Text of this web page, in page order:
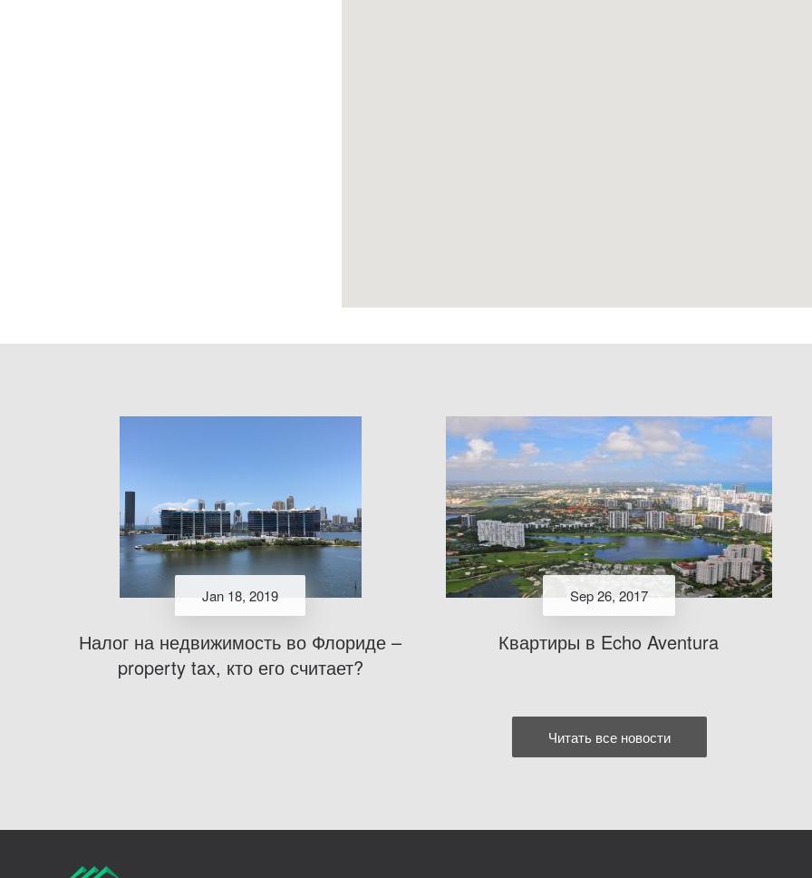
Jan 18, 2019
Налог на недвижимость во Флориде –
property tax, кто его считает?
Sep 26, 2017
Квартиры в Echo Aventura
Читать все новости